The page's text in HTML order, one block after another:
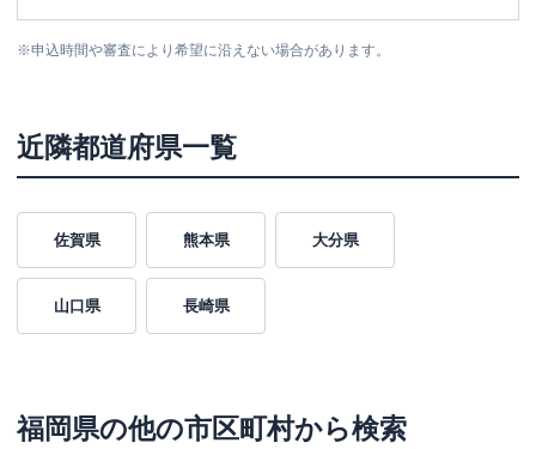
※申込時間や審査により希望に沿えない場合があります。
近隣都道府県一覧
佐賀県 熊本県 大分県
山口県 長崎県
福岡県の他の市区町村から検索